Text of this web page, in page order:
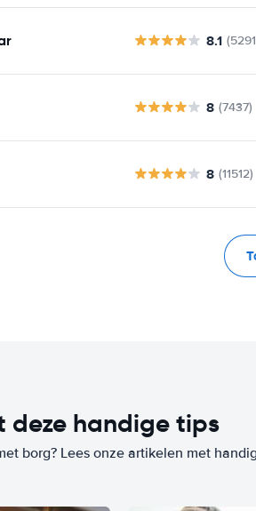
8.1
8 (7437)
8 (11512)
deze handige tips
borg? Lees onze artikelen met